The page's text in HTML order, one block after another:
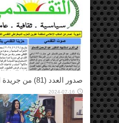
صدور العدد (81) من جريدة التقدمي
2024-07-16